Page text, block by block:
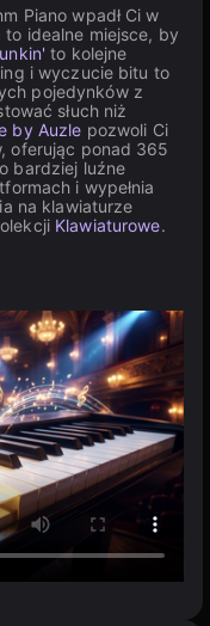
Piano wpadł Ci w
to idealne miejsce, by
to kolejne
i wyczucie bitu to
pojedynków z
słuch niż
by Auzle pozwoli Ci
oferując ponad 365
bardziej luźne
i wypełnia
na klawiaturze
Klawiaturowe.